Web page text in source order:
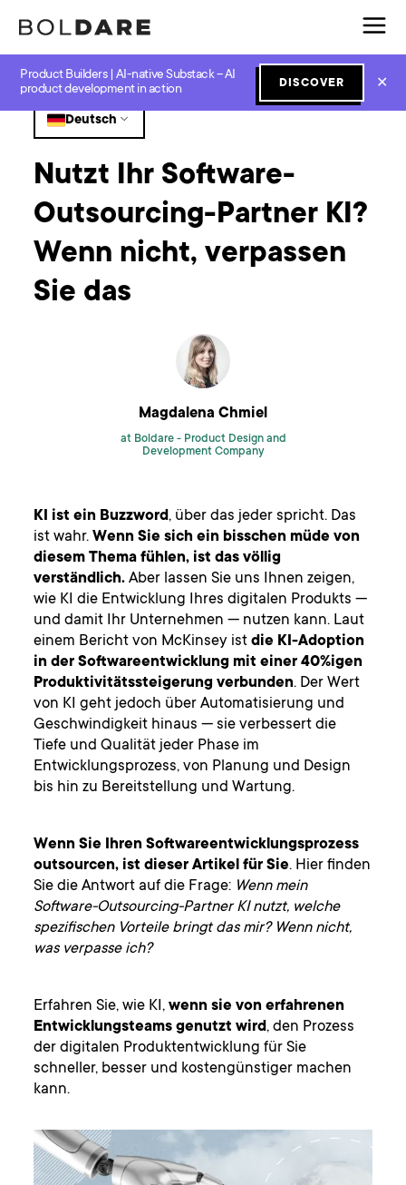
Product Builders | AI-native Substack – AI
product development in action
DISCOVER ✕
Home Blog GenAI
Deutsch
Nutzt Ihr Software-
Outsourcing-Partner KI?
Wenn nicht, verpassen
Sie das
Magdalena Chmiel
at Boldare - Product Design and
Development Company
KI ist ein Buzzword, über das jeder spricht. Das
ist wahr.Wenn Sie sich ein bisschen müde von
diesem Thema fühlen, ist das völlig
verständlich. Aber lassen Sie uns Ihnen zeigen,
wie KI die Entwicklung Ihres digitalen Produkts —
und damit Ihr Unternehmen — nutzen kann. Laut
einem Bericht von McKinsey istdie KI-Adoption
in der Softwareentwicklung mit einer 40%igen
Produktivitätssteigerung verbunden. Der Wert
von KI geht jedoch über Automatisierung und
Geschwindigkeit hinaus — sie verbessert die
Tiefe und Qualität jeder Phase im
Entwicklungsprozess, von Planung und Design
bis hin zu Bereitstellung und Wartung.
Wenn Sie Ihren Softwareentwicklungsprozess
outsourcen, ist dieser Artikel für Sie. Hier finden
Sie die Antwort auf die Frage: Wenn mein
Software-Outsourcing-Partner KI nutzt, welche
spezifischen Vorteile bringt das mir? Wenn nicht,
was verpasse ich?
Erfahren Sie, wie KI,wenn sie von erfahrenen
Entwicklungsteams genutzt wird, den Prozess
der digitalen Produktentwicklung für Sie
schneller, besser und kostengünstiger machen
kann.